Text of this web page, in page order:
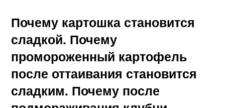
Почему картошка становится
сладкой. Почему
промороженный картофель
после оттаивания становится
сладким. Почему после